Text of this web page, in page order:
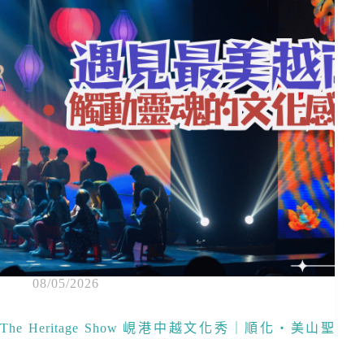
08/05/2026
The Heritage Show 峴港中越文化秀｜順化・美山聖